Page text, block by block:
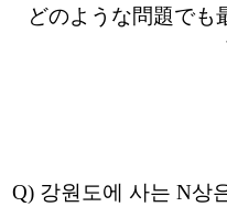
どのような問題でも
Q) 강원도에 사는N상